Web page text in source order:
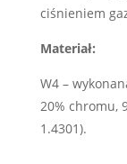
ciśnieniem
Materiał:
W4 –
20% chromu,
1.4301).